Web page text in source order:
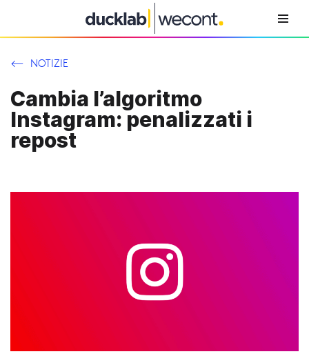
Vai
contenuto
NOTIZIE
Cambia l’algoritmo
Instagram: penalizzati i
repost